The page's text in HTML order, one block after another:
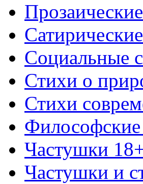
Социальные
Стихи о
Стихи
Философские
Частушки
Частушки и